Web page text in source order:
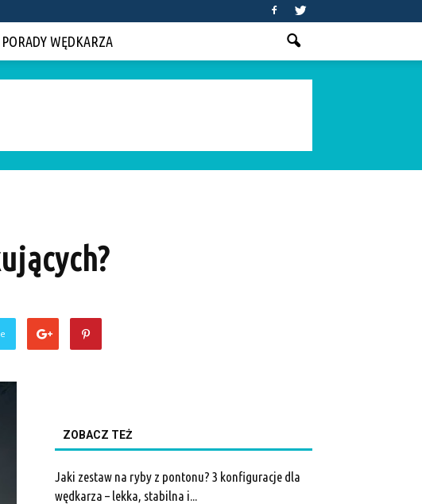
PORADY WĘDKARZA
ZOBACZ TEŻ
Jaki zestaw na ryby z pontonu? 3 konfiguracje dla
wędkarza – lekka, stabilna i...